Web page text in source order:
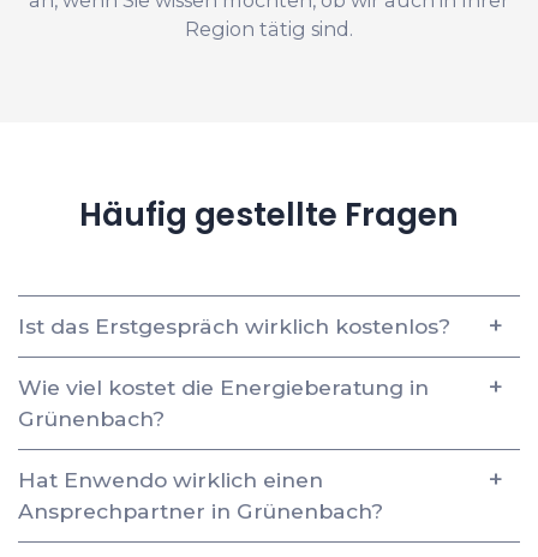
Region tätig sind.
Häufig gestellte Fragen
Ist das Erstgespräch wirklich kostenlos?
Wie viel kostet die Energieberatung in
Grünenbach?
Hat Enwendo wirklich einen
Ansprechpartner in Grünenbach?